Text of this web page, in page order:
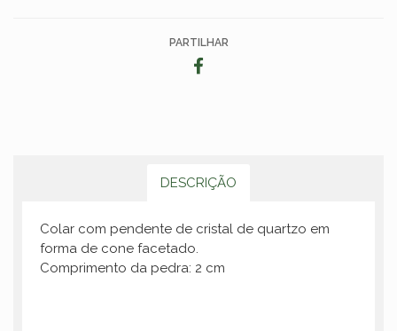
PARTILHAR
DESCRIÇÃO
Colar com pendente de cristal de quartzo em
forma de cone facetado.
Comprimento da pedra: 2 cm